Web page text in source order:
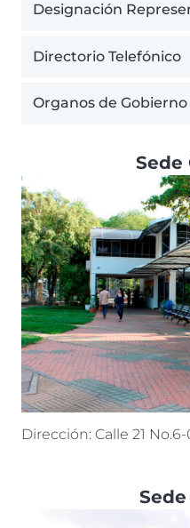
Designación
Directorio Telefónico
Organos de Gobierno
Sede
Dirección: Calle 21 No.6-